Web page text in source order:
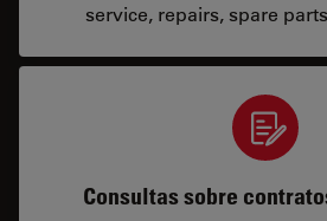
service, repairs, spare
Consultas sobre